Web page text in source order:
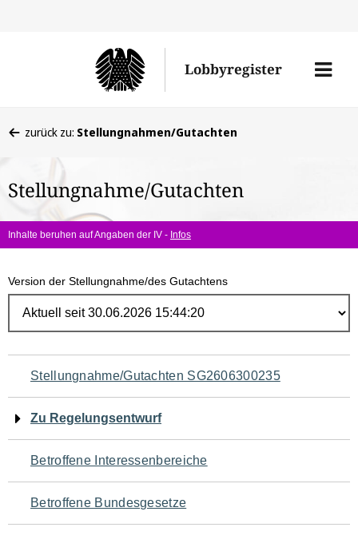
Lobbyregister
Menü
befinden
hier:
zurück zu: Stellungnahmen/Gutachten
Stellungnahme/Gutachten
Inhalte beruhen auf Angaben der IV - Infos
Version der Stellungnahme/des Gutachtens
Navigation
für
den
Seiteninhalt
Stellungnahme/Gutachten SG2606300235
Zu Regelungsentwurf
Betroffene Interessenbereiche
Betroffene Bundesgesetze